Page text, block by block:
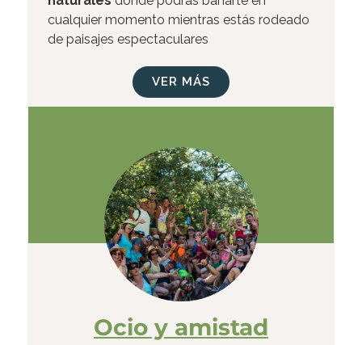
cualquier momento mientras estás rodeado
de paisajes espectaculares
VER MÁS
Ocio y amistad